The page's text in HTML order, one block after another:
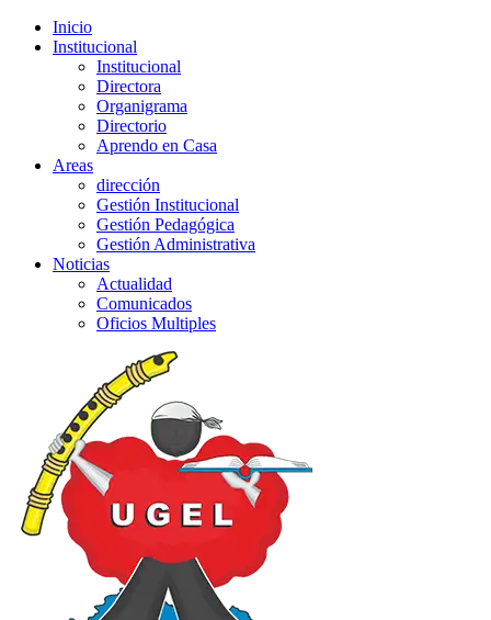
Inicio
Institucional
Institucional
Directora
Organigrama
Directorio
Aprendo en Casa
Areas
dirección
Gestión Institucional
Gestión Pedagógica
Gestión Administrativa
Noticias
Actualidad
Comunicados
Oficios Multiples